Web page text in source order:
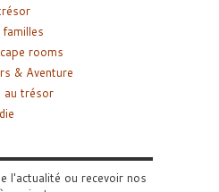
rooms
& Aventure
au trésor
l'actualité ou recevoir nos